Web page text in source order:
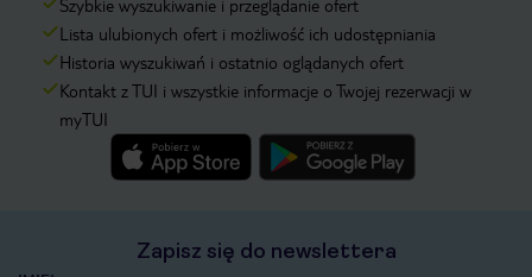
Szybkie wyszukiwanie i przeglądanie ofert
Lista ulubionych ofert i możliwość ich udostępniania
Historia wyszukiwań i ostatnio oglądanych ofert
Kontakt z TUI i wszystkie informacje o Twojej rezerwacji w
myTUI
Zapisz się do newslettera